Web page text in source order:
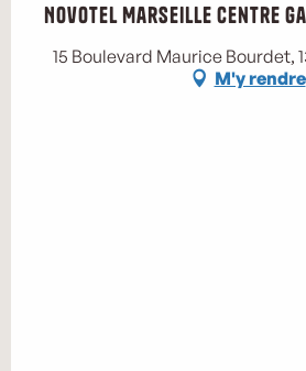
Novotel Marseille Centre
15 Boulevard Maurice Bourdet,
M'y rendre